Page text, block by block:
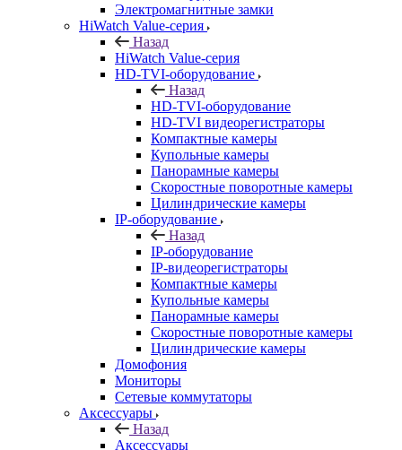
Электромагнитные замки
HiWatch Value-серия
Назад
HiWatch Value-серия
HD-TVI-оборудование
Назад
HD-TVI-оборудование
HD-TVI видеорегистраторы
Компактные камеры
Купольные камеры
Панорамные камеры
Скоростные поворотные камеры
Цилиндрические камеры
IP-оборудование
Назад
IP-оборудование
IP-видеорегистраторы
Компактные камеры
Купольные камеры
Панорамные камеры
Скоростные поворотные камеры
Цилиндрические камеры
Домофония
Мониторы
Сетевые коммутаторы
Аксессуары
Назад
Аксессуары